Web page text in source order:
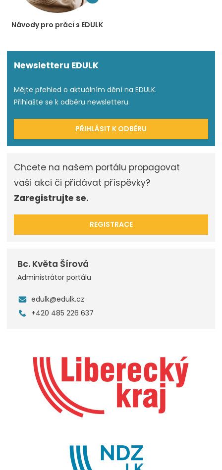
Návody pro práci s EDULK
Newsletteru EDULK
Mějte přehled o aktuálním dění na EDULK.
Přihlašte se k odběru newsletteru.
PŘIHLÁSIT K ODBĚRU
Chcete na našem portálu propagovat
vaši akci či přidávat příspěvky?
Zaregistrujte se.
REGISTRACE
Bc. Květa Šírová
Administrátor portálu
edulk@edulk.cz
+420 485 226 637